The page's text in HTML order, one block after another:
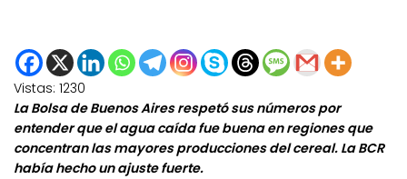
Vistas: 1230
La Bolsa de Buenos Aires respetó sus números por
entender que el agua caída fue buena en regiones que
concentran las mayores producciones del cereal. La BCR
había hecho un ajuste fuerte.